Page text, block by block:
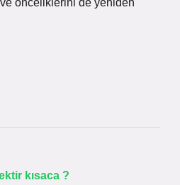
önceliklerini de yeniden
kısaca ?